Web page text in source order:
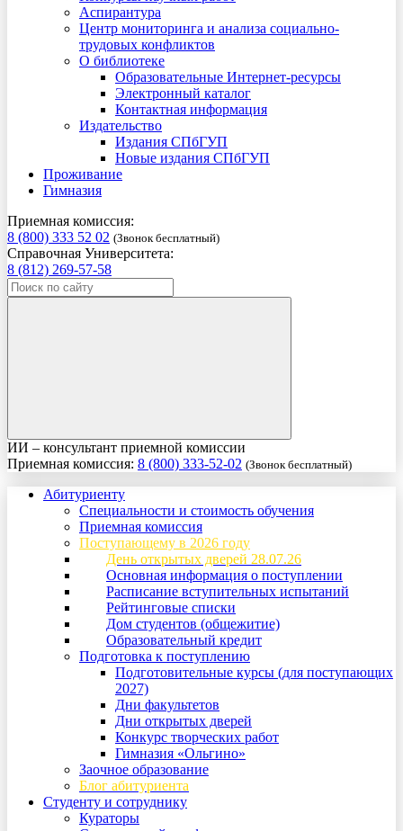
Аспирантура
Центр мониторинга и анализа социально-
трудовых конфликтов
О библиотеке
Образовательные Интернет-ресурсы
Электронный каталог
Контактная информация
Издательство
Издания СПбГУП
Новые издания СПбГУП
Проживание
Гимназия
Приемная комиссия:
8 (800) 333 52 02 (Звонок бесплатный)
Справочная Университета:
8 (812) 269-57-58
ИИ – консультант приемной комиссии
Приемная комиссия: 8 (800) 333-52-02 (Звонок бесплатный)
Абитуриенту
Специальности и стоимость обучения
Приемная комиссия
Поступающему в 2026 году
День открытых дверей 28.07.26
Основная информация о поступлении
Расписание вступительных испытаний
Рейтинговые списки
Дом студентов (общежитие)
Образовательный кредит
Подготовка к поступлению
Подготовительные курсы (для поступающих
2027)
Дни факультетов
Дни открытых дверей
Конкурс творческих работ
Гимназия «Ольгино»
Заочное образование
Блог абитуриента
Студенту и сотруднику
Кураторы